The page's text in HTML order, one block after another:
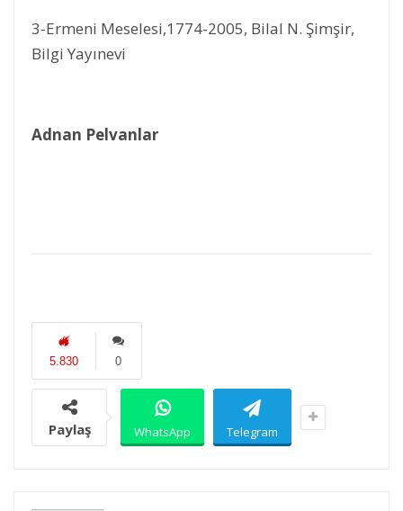
3-Ermeni Meselesi,1774-2005, Bilal N. Şimşir,
Bilgi Yayınevi
Adnan Pelvanlar
0
5.830
Paylaş WhatsApp Telegram